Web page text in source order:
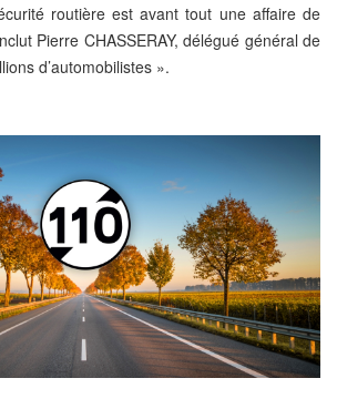
routière est avant tout une affaire de
Pierre CHASSERAY, délégué général de
d’automobilistes ».